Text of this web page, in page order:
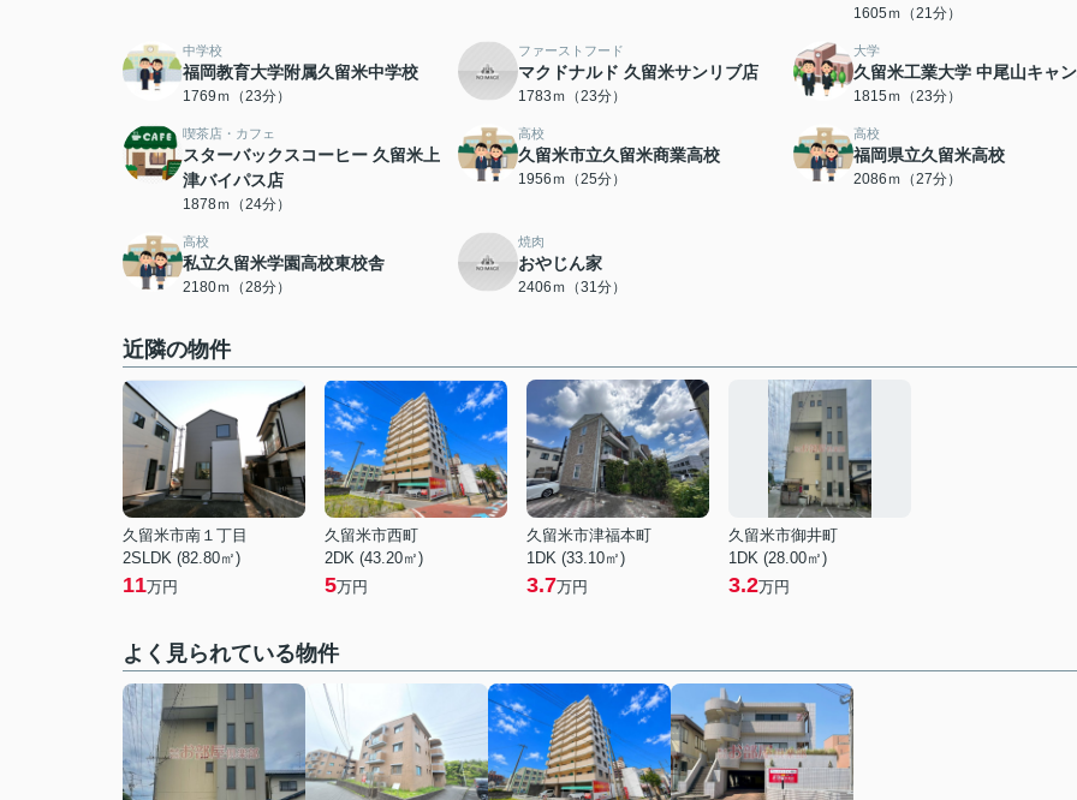
1605ｍ（21分）
中学校
福岡教育大学附属久留米中学校
1769ｍ（23分）
ファーストフード
マクドナルド 久留米サンリブ店
1783ｍ（23分）
大学
久留米工業大学 中尾山キャ
1815ｍ（23分）
喫茶店・カフェ
スターバックスコーヒー 久留米上
津バイパス店
1878ｍ（24分）
高校
久留米市立久留米商業高校
1956ｍ（25分）
高校
福岡県立久留米高校
2086ｍ（27分）
高校
私立久留米学園高校東校舎
2180ｍ（28分）
焼肉
おやじん家
2406ｍ（31分）
近隣の物件
久留米市南１丁目
2SLDK (82.80㎡)
11万円
久留米市西町
2DK (43.20㎡)
5万円
久留米市津福本町
1DK (33.10㎡)
3.7万円
久留米市御井町
1DK (28.00㎡)
3.2万円
よく見られている物件